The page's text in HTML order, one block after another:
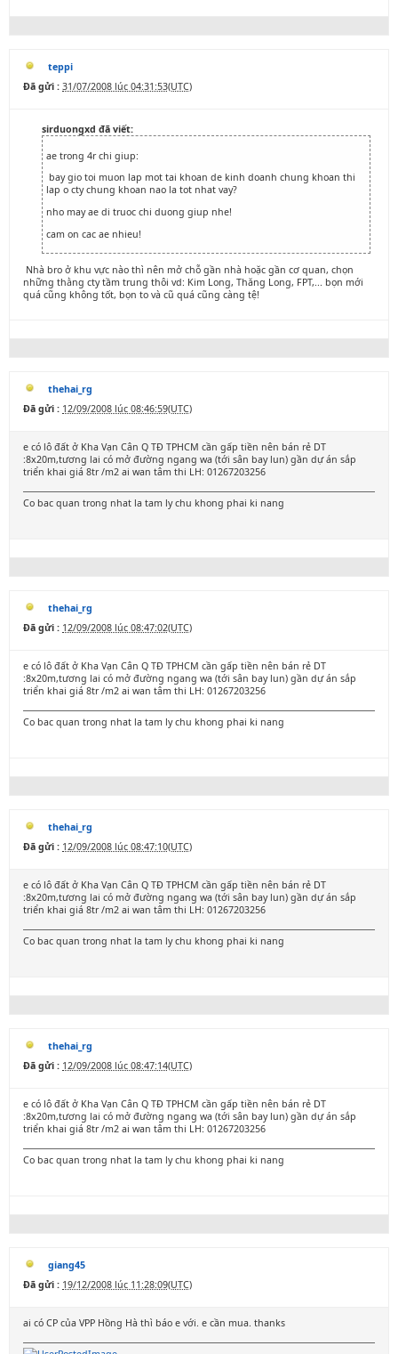
teppi
Đã gửi : 31/07/2008 lúc 04:31:53(UTC)
sirduongxd đã viết:
ae trong 4r chi giup:
bay gio toi muon lap mot tai khoan de kinh doanh chung khoan thi
lap o cty chung khoan nao la tot nhat vay?
nho may ae di truoc chi duong giup nhe!
cam on cac ae nhieu!
Nhà bro ở khu vực nào thì nên mở chỗ gần nhà hoặc gần cơ quan, chọn
những thằng cty tầm trung thôi vd: Kim Long, Thăng Long, FPT,... bọn mới
quá cũng không tốt, bọn to và cũ quá cũng càng tệ!
thehai_rg
Đã gửi : 12/09/2008 lúc 08:46:59(UTC)
e có lô đất ở Kha Vạn Cân Q TĐ TPHCM cần gấp tiền nên bán rẻ DT
:8x20m,tương lai có mở đường ngang wa (tới sân bay lun) gần dự án sắp
triển khai giá 8tr /m2 ai wan tâm thi LH: 01267203256
Co bac quan trong nhat la tam ly chu khong phai ki nang
thehai_rg
Đã gửi : 12/09/2008 lúc 08:47:02(UTC)
e có lô đất ở Kha Vạn Cân Q TĐ TPHCM cần gấp tiền nên bán rẻ DT
:8x20m,tương lai có mở đường ngang wa (tới sân bay lun) gần dự án sắp
triển khai giá 8tr /m2 ai wan tâm thi LH: 01267203256
Co bac quan trong nhat la tam ly chu khong phai ki nang
thehai_rg
Đã gửi : 12/09/2008 lúc 08:47:10(UTC)
e có lô đất ở Kha Vạn Cân Q TĐ TPHCM cần gấp tiền nên bán rẻ DT
:8x20m,tương lai có mở đường ngang wa (tới sân bay lun) gần dự án sắp
triển khai giá 8tr /m2 ai wan tâm thi LH: 01267203256
Co bac quan trong nhat la tam ly chu khong phai ki nang
thehai_rg
Đã gửi : 12/09/2008 lúc 08:47:14(UTC)
e có lô đất ở Kha Vạn Cân Q TĐ TPHCM cần gấp tiền nên bán rẻ DT
:8x20m,tương lai có mở đường ngang wa (tới sân bay lun) gần dự án sắp
triển khai giá 8tr /m2 ai wan tâm thi LH: 01267203256
Co bac quan trong nhat la tam ly chu khong phai ki nang
giang45
Đã gửi : 19/12/2008 lúc 11:28:09(UTC)
ai có CP của VPP Hồng Hà thì báo e với. e cần mua. thanks